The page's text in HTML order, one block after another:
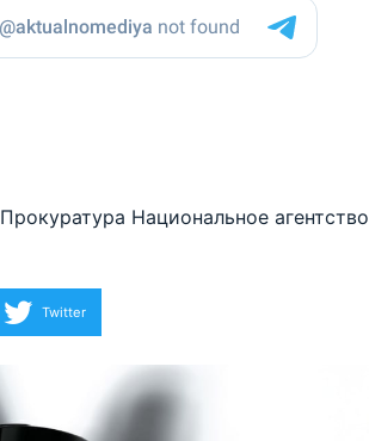
Прокуратура Национальное агентство
Twitter